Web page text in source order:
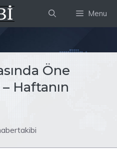
Menu
Öne
Haftanın